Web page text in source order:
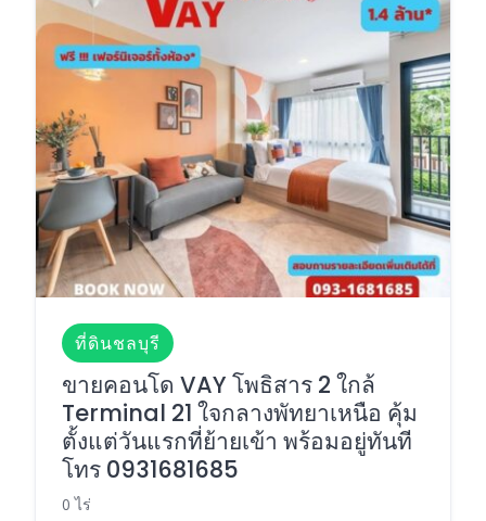
ที่ดินชลบุรี
ขายคอนโด VAY โพธิสาร 2 ใกล้
Terminal 21 ใจกลางพัทยาเหนือ คุ้ม
ตั้งแต่วันแรกที่ย้ายเข้า พร้อมอยู่ทันที
โทร 0931681685
0 ไร่